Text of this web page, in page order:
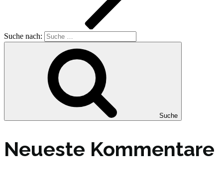
Suche nach:
Suche
Neueste Kommentare